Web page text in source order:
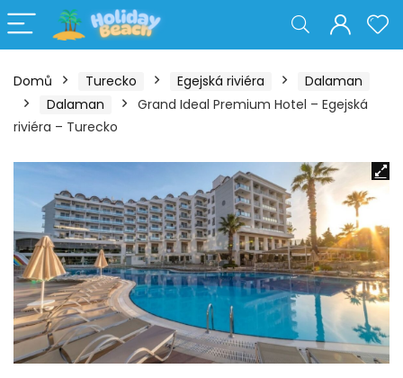
Domů Turecko Egejská riviéra
Dalaman
Dalaman
Grand Ideal Premium Hotel – Egejská
riviéra – Turecko